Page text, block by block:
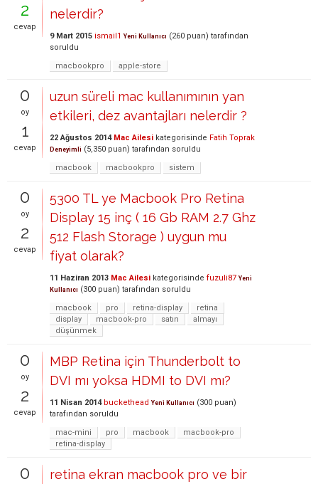
2
cevap
nelerdir?
9 Mart 2015 ismail1 Yeni Kullanıcı (260 puan) tarafından
soruldu
macbookpro
apple-store
0
oy
1
cevap
uzun süreli mac kullanımının yan
etkileri, dez avantajları nelerdir ?
22 Ağustos 2014 Mac Ailesi kategorisinde Fatih Toprak
Deneyimli (5,350 puan) tarafından soruldu
macbook
macbookpro sistem
0
oy
2
cevap
5300 TL ye Macbook Pro Retina
Display 15 inç ( 16 Gb RAM 2.7 Ghz
512 Flash Storage ) uygun mu
fiyat olarak?
11 Haziran 2013 Mac Ailesi kategorisinde fuzuli87 Yeni
Kullanıcı (300 puan) tarafından soruldu
macbook
pro retina-display
retina
display
macbook-pro satın
almayı
düşünmek
0
oy
2
cevap
MBP Retina için Thunderbolt to
DVI mı yoksa HDMI to DVI mı?
11 Nisan 2014 buckethead Yeni Kullanıcı (300 puan)
tarafından soruldu
mac-mini
pro macbook
macbook-pro
retina-display
0
retina ekran macbook pro ve bir